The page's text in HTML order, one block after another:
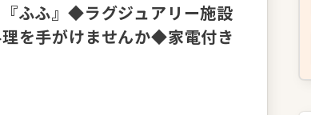
『ふふ』◆ラグジュアリー施設
を手がけませんか◆家電付き